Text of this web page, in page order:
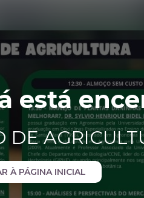
está
DE
À PÁGINA INICIAL